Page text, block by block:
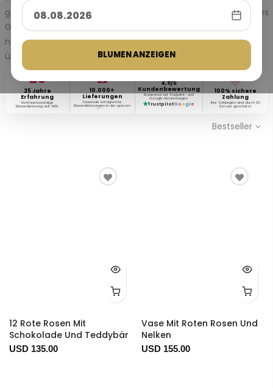
BLUMEN ANZEIGEN
geliebt und wertgeschätzt fühlen? Genau so ein wunderbares
Gefühl können Sie jemandem schenken. Warum also nicht
noch heute Blumen in Istanbul oder irgendwo in der Türkei
über Turkflowers.com verschicken?
25
25 Jahre
Erfahrung
Vertrauenswürdige
Blumenlieferung seit 1999.
10.000+
Lieferungen
Tausende erfolgreiche
Blumenlieferungen in der ganzen
Türkei.
4,9/5
Kundenbewertung
Basierend auf Trustpilot- und
Google-Bewertungen
TrustpilotG o o g l e
100% sichere
Zahlung
Ihre Zahlungen sind durch 3D
Secure geschützt.
Bestseller
12 Rote Rosen Mit
Schokolade Und Teddybär
USD 135.00
Vase Mit Roten Rosen Und
Nelken
USD 155.00